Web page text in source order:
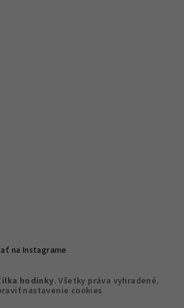
na Instagrame
hodinky. Všetky práva vyhradené.
nastavenie cookies